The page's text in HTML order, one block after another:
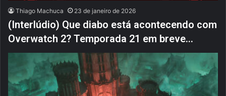
Thiago Machuca 23 de janeiro de 2026
(Interlúdio) Que diabo está acontecendo com
Overwatch 2? Temporada 21 em breve…